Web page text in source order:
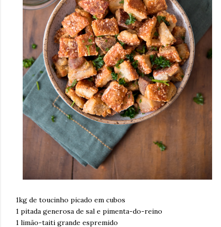
1kg de toucinho picado em cubos
1 pitada generosa de sal e pimenta-do-reino
1 limão-taiti grande espremido